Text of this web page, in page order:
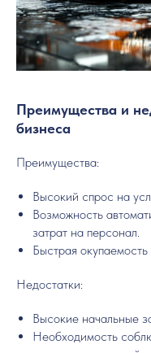
Преимущества и
бизнеса
Преимущества:
Высокий спрос на
Возможность
затрат на персонал.
Быстрая
Недостатки:
Высокие начальные
Необходимость